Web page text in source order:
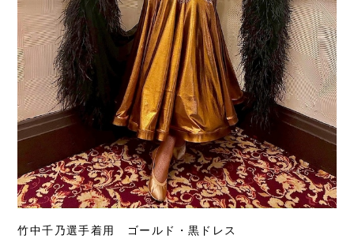
竹中千乃選手着用 ゴールド・黒ドレス